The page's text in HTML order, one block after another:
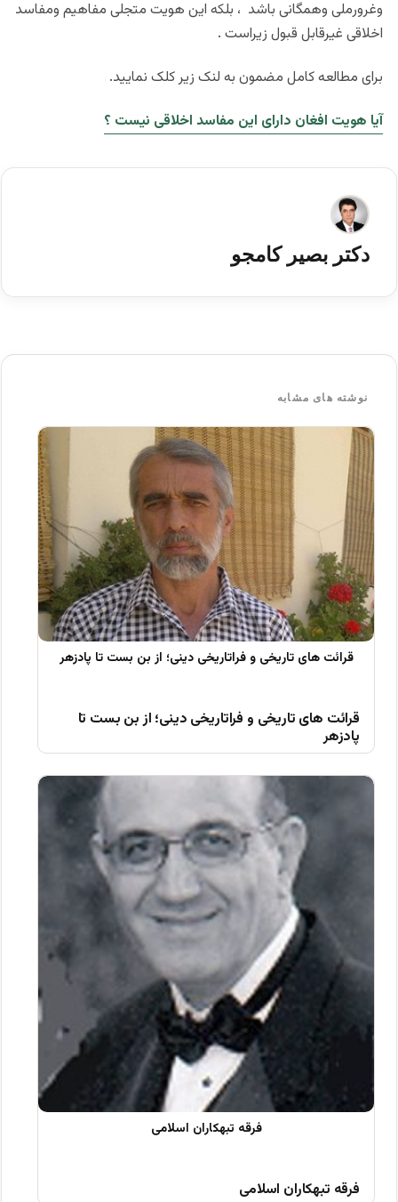
وغرورملی وهمگانی باشد ، بلکه این هویت متجلی مفاهیم ومفاسد
اخلاقی غیرقابل قبول زیراست .
برای مطالعه کامل مضمون به لنک زیر کلک نمایید.
آیا هویت افغان دارای این مفاسد اخلاقی نیست ؟
دکتر بصیر کامجو
نوشته های مشابه
قرائت های تاریخی و فراتاریخی دینی؛ از بن بست تا
پادزهر
فرقه تبهکاران اسلامی